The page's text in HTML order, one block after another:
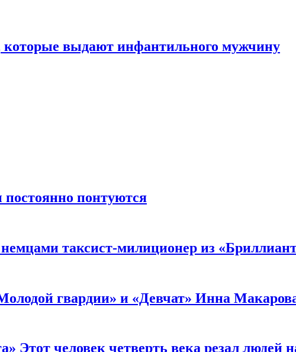
которые выдают инфантильного мужчину
понтуются
таксист-милиционер из
гвардии» и «Девчат» Инна
Этот человек четверть века резал людей